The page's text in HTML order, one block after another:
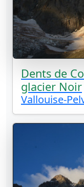
Dents de
glacier Noir
Vallouise-